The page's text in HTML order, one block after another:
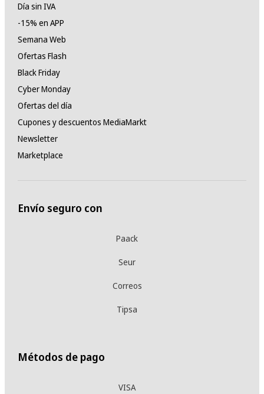
Día sin IVA
-15% en APP
Semana Web
Ofertas Flash
Black Friday
Cyber Monday
Ofertas del día
Cupones y descuentos MediaMarkt
Newsletter
Marketplace
Envío seguro con
Paack
Seur
Correos
Tipsa
Métodos de pago
VISA